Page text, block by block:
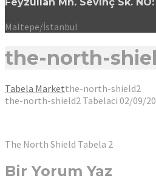
Maltepe/İstanbul
the-north-
Tabela Marketthe-north-shield2
the-north-shield2 Tabelaci 02/09/
The North Shield Tabela 2
Bir Yorum Yaz